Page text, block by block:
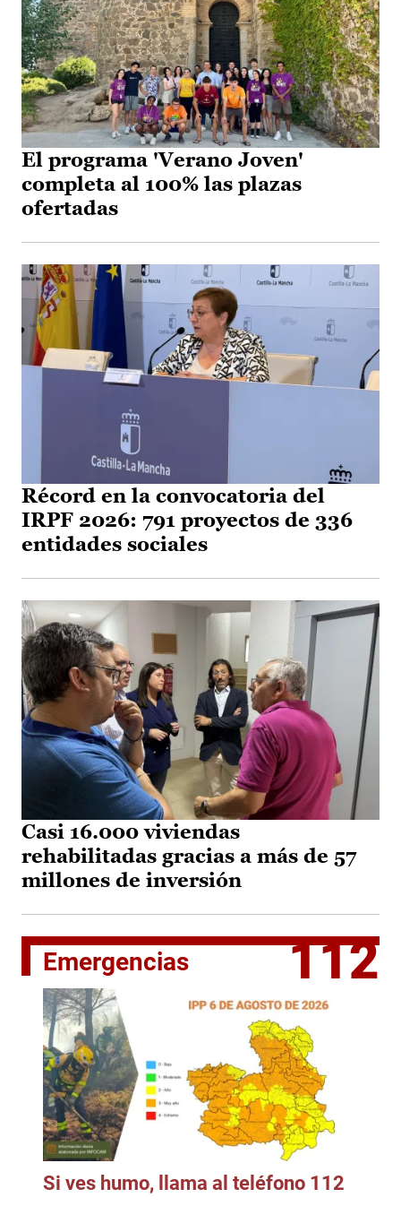
El programa 'Verano Joven'
completa al 100% las plazas
ofertadas
Récord en la convocatoria del
IRPF 2026: 791 proyectos de 336
entidades sociales
Casi 16.000 viviendas
rehabilitadas gracias a más de 57
millones de inversión
Emergencias 112
Si ves humo, llama al teléfono 112